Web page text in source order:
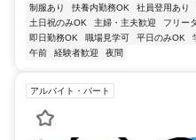
制服あり 扶養内勤務OK 社員登用あり
土日祝のみOK
主婦・主夫歓迎 フリー
即日勤務OK
職場見学可 平日のみOK
午前
経験者歓迎 夜間
アルバイト・パート